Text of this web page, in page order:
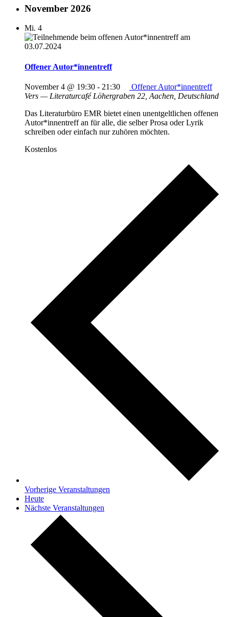
November 2026
Mi. 4
Offener Autor*innentreff
November 4 @ 19:30 - 21:30
Offener Autor*innentreff
Vers — Literaturcafé Löhergraben 22, Aachen, Deutschland
Das Literaturbüro EMR bietet einen unentgeltlichen offenen
Autor*innentreff an für alle, die selber Prosa oder Lyrik
schreiben oder einfach nur zuhören möchten.
Kostenlos
Vorherige Veranstaltungen
Heute
Nächste Veranstaltungen